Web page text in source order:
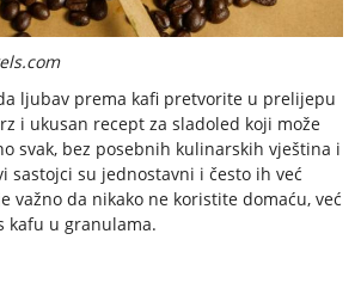
ljubav prema kafi pretvorite u prelijepu
i ukusan recept za sladoled koji može
svak, bez posebnih kulinarskih vještina i
sastojci su jednostavni i često ih već
važno da nikako ne koristite domaću, već
kafu u granulama.